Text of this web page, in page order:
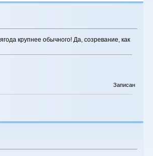
крупнее обычного! Да, созревание, как
Записан